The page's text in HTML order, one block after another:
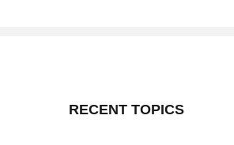
RECENT TOPICS